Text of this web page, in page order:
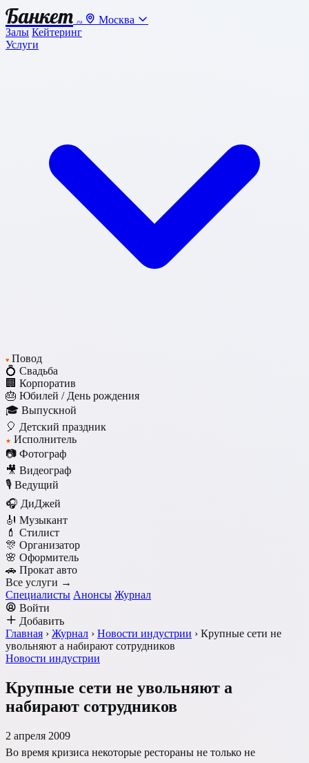
Банкет .ru
Москва
Залы Кейтеринг
Услуги
♥ Повод
💍 Свадьба
🏢 Корпоратив
🎂 Юбилей / День рождения
🎓 Выпускной
🎈 Детский праздник
★ Исполнитель
📷 Фотограф
🎥 Видеограф
🎙️ Ведущий
🎧 ДиДжей
🎻 Музыкант
💄 Стилист
🎊 Организатор
🌸 Оформитель
🚗 Прокат авто
Все услуги →
Специалисты Анонсы Журнал
Войти
Добавить
Главная › Журнал › Новости индустрии › Крупные сети не
увольняют а набирают сотрудников
Новости индустрии
Крупные сети не увольняют а
набирают сотрудников
2 апреля 2009
Во время кризиса некоторые рестораны не только не